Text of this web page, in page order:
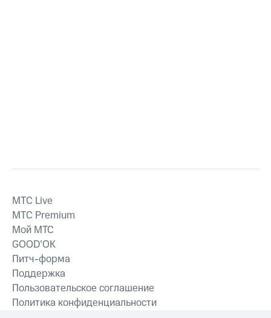
MTС Live
MTС Premium
Мой МТС
GOOD’OK
Питч-форма
Поддержка
Пользовательское соглашение
Политика конфиденциальности